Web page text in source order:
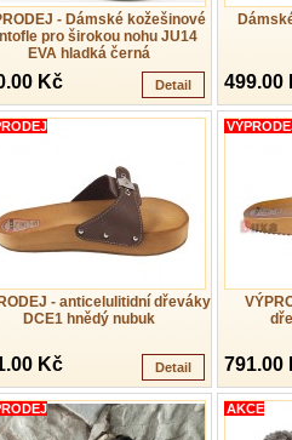
- Dámské kožešinové
pro širokou nohu JU14
EVA hladká černá
Kč Detail 499.00
- anticelulitidní dřeváky
DCE1 hnědý nubuk
Kč Detail 791.00
AKCE